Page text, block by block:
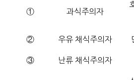
① 과식주의자
② 우유 채식주의자
③ 난류 채식주의자